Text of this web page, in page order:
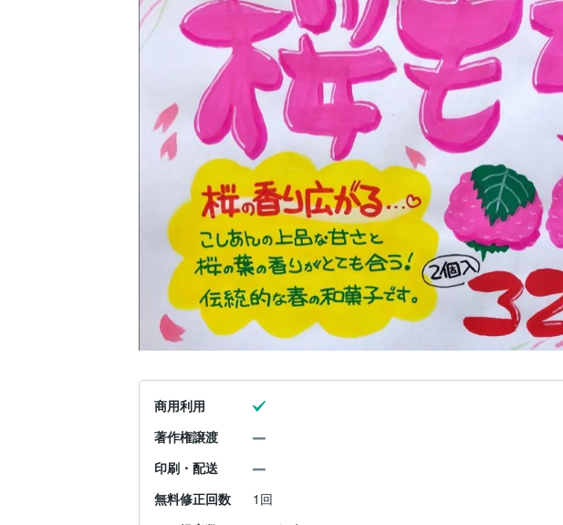
商用利用
著作権譲渡
印刷・配送
無料修正回数
1回